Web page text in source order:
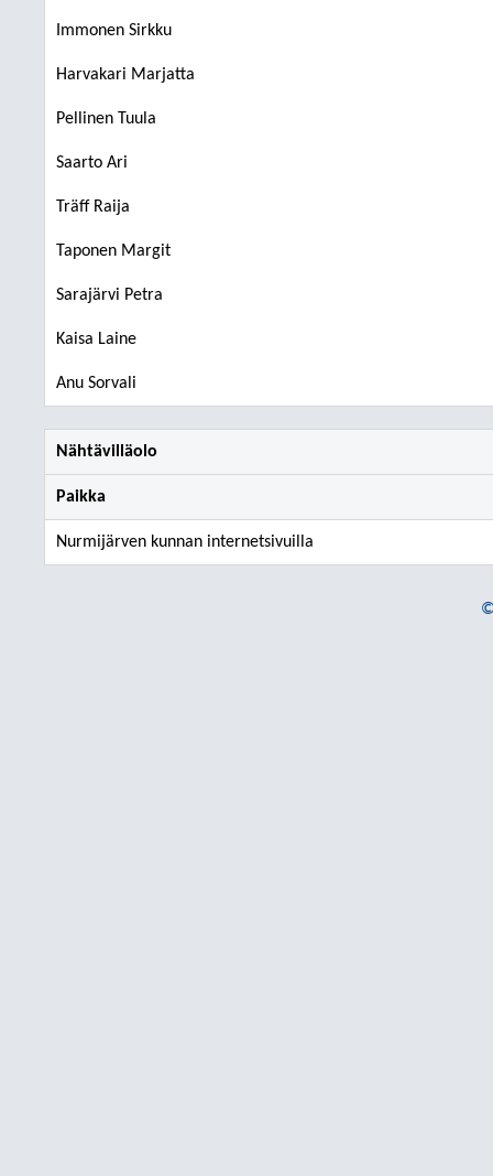
Immonen Sirkku
Harvakari Marjatta
Pellinen Tuula
Saarto Ari
Träff Raija
Taponen Margit
Sarajärvi Petra
Kaisa Laine
Anu Sorvali
Nähtävilläolo
Paikka
Nurmijärven kunnan internetsivuilla